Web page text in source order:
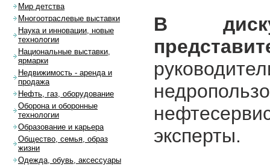
В
эксперты.
Мир детства
Многоотраслевые выставки
Наука и инновации, новые
технологии
Национальные выставки,
ярмарки
Недвижимость - аренда и
продажа
Нефть, газ, оборудование
Оборона и оборонные
технологии
Образование и карьера
Общество, семья, образ
жизни
Одежда, обувь, аксессуары